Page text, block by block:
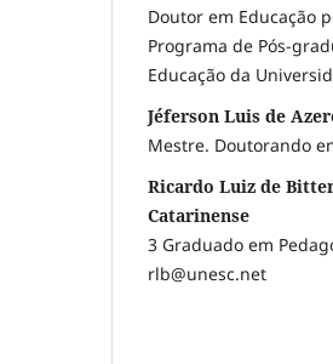
Doutor em Educação
Programa de Pós-
Educação da
Jéferson Luis de
Mestre. Doutorando
Ricardo Luiz de
Catarinense
3 Graduado em
rlb@unesc.net